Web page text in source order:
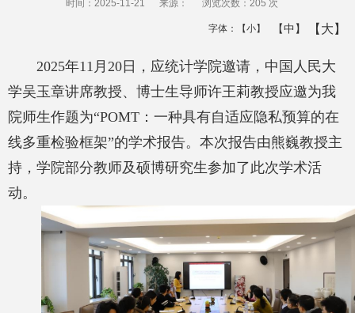
时间：2025-11-21 来源： 浏览次数： 205 次
字体： 【小】 【中】 【大】
2025年11 月 20 日，应统计学院邀请，中国人民大
学吴玉章讲席教授、博士生导师许王莉教授应邀为我
院师生作题为“POMT ：一种具有自适应隐私预算的在
线多重检验框架”的学术报告。本次报告由熊巍教授主
持，学院部分教师及硕博研究生参加了此次学术活
动。